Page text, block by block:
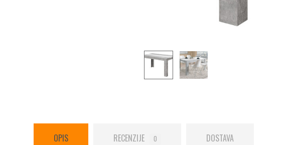
OPIS RECENZIJE 0 DOSTAVA